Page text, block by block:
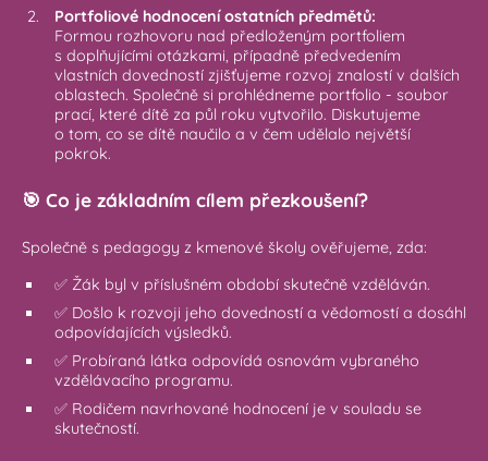
Portfoliové hodnocení ostatních předmětů:
Formou rozhovoru nad předloženým portfoliem
s doplňujícími otázkami, případně předvedením
vlastních dovedností zjišťujeme rozvoj znalostí v dalších
oblastech. Společně si prohlédneme portfolio - soubor
prací, které dítě za půl roku vytvořilo. Diskutujeme
o tom, co se dítě naučilo a v čem udělalo největší
pokrok.
🎯 Co je základním cílem přezkoušení?
Společně s pedagogy z kmenové školy ověřujeme, zda:
✅ Žák byl v příslušném období skutečně vzděláván.
✅ Došlo k rozvoji jeho dovedností a vědomostí a dosáhl
odpovídajících výsledků.
✅ Probíraná látka odpovídá osnovám vybraného
vzdělávacího programu.
✅ Rodičem navrhované hodnocení je v souladu se
skutečností.